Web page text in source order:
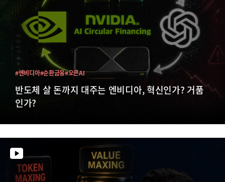
반도체 살 돈까지 대주는 엔비디아, 혁신인가? 거품
인가?
#엔비디아#순환금융#오픈AI